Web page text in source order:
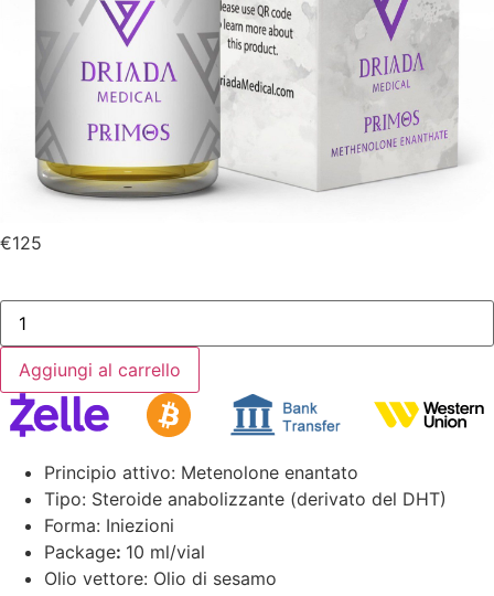
€125
Aggiungi al carrello
Principio attivo: Metenolone enantato
Tipo: Steroide anabolizzante (derivato del DHT)
Forma: Iniezioni
Package: 10 ml/vial
Olio vettore: Olio di sesamo